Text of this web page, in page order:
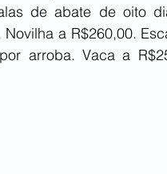
de abate de oito
a R$260,00.
arroba. Vaca a